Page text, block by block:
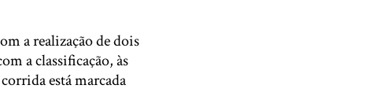
a realização de dois
a classificação, às
está marcada